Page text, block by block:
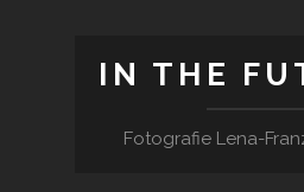
IN THE
Fotografie Lena-